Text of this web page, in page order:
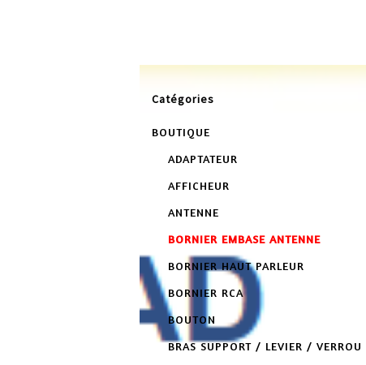
Catégories
BOUTIQUE
ADAPTATEUR
AFFICHEUR
ANTENNE
BORNIER EMBASE ANTENNE
BORNIER HAUT PARLEUR
BORNIER RCA
BOUTON
BRAS SUPPORT / LEVIER / VERROU